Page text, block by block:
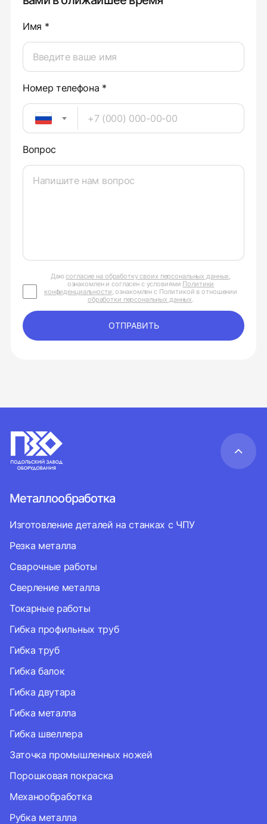
Имя *
Номер телефона *
Вопрос
Даюсогласие на обработку своих персональных данных,
ознакомлен и согласен с условиями Политики
конфиденциальности, ознакомлен с Политикой в отношении
обработки персональных данных.
ОТПРАВИТЬ
Металлообработка
Изготовление деталей на станках с ЧПУ
Резка металла
Сварочные работы
Сверление металла
Токарные работы
Гибка профильных труб
Гибка труб
Гибка балок
Гибка двутара
Гибка металла
Гибка швеллера
Заточка промышленных ножей
Порошковая покраска
Механообработка
Рубка металла